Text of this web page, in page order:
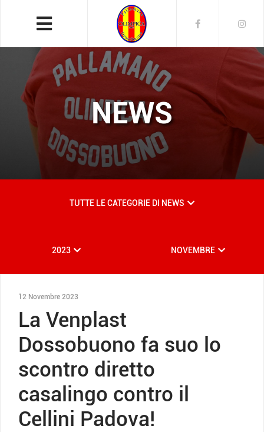
NEWS
TUTTE LE CATEGORIE DI NEWS
2023 NOVEMBRE
12 Novembre 2023
La Venplast
Dossobuono fa suo lo
scontro diretto
casalingo contro il
Cellini Padova!